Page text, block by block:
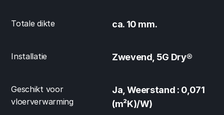
Totale dikte ca. 10 mm.
Installatie Zwevend, 5G Dry®
Geschikt voor
vloerverwarming
Ja, Weerstand : 0,071
(m²K)/W)